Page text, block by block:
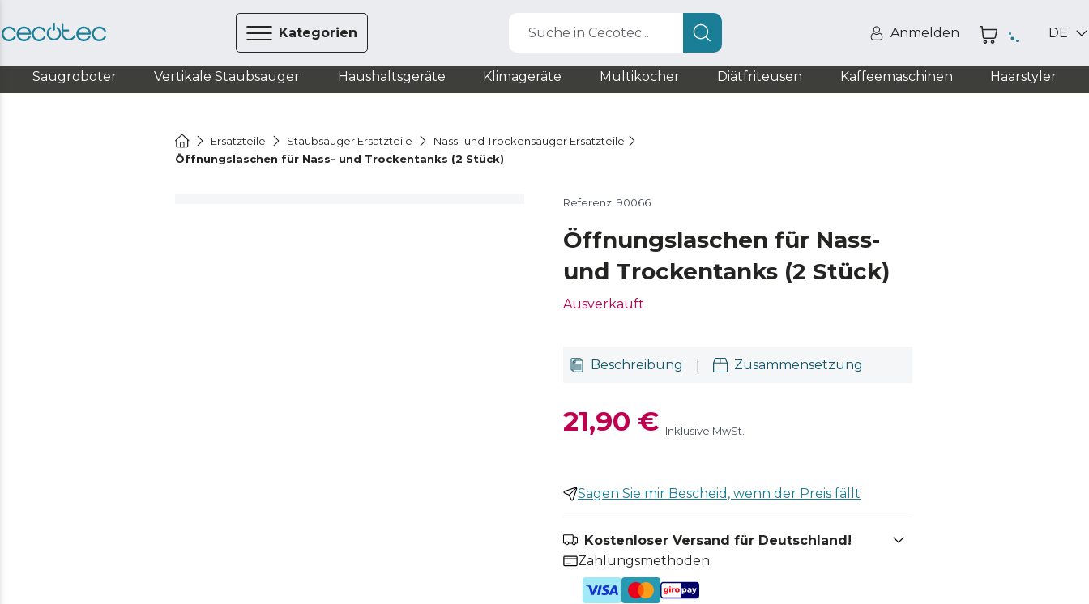
Kategorien Suche in Cecotec... Anmelden DE
Saugroboter Vertikale Staubsauger Haushaltsgeräte Klimageräte Multikocher Diätfriteusen Kaffeemaschinen Haarstyler
Ersatzteile Staubsauger Ersatzteile
Nass- und Trockensauger Ersatzteile
Öffnungslaschen für Nass- und Trockentanks (2 Stück)
Referenz: 90066
Öffnungslaschen für Nass-
und Trockentanks (2 Stück)
Ausverkauft
Beschreibung Zusammensetzung
21,90 € Inklusive MwSt.
Sagen Sie mir Bescheid, wenn der Preis fällt
Kostenloser Versand für Deutschland!
Zahlungsmethoden.